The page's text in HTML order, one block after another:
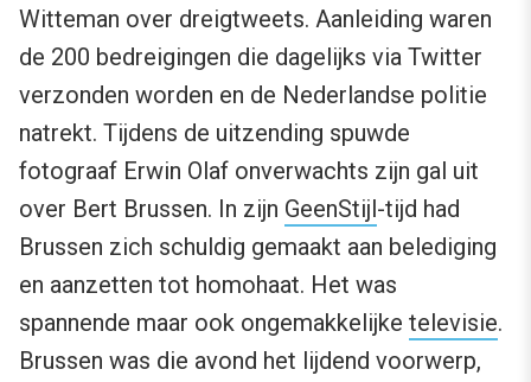
Witteman over dreigtweets. Aanleiding waren
de 200 bedreigingen die dagelijks via Twitter
verzonden worden en de Nederlandse politie
natrekt. Tijdens de uitzending spuwde
fotograaf Erwin Olaf onverwachts zijn gal uit
over Bert Brussen. In zijn GeenStijl-tijd had
Brussen zich schuldig gemaakt aan belediging
en aanzetten tot homohaat. Het was
spannende maar ook ongemakkelijke televisie.
Brussen was die avond het lijdend voorwerp,